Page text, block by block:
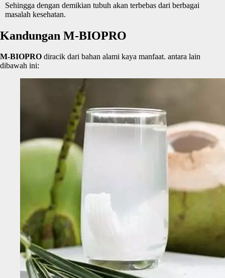
Sehingga dengan demikian tubuh akan terbebas dari berbagai
masalah kesehatan.
Kandungan M-BIOPRO
M-BIOPRO diracik dari bahan alami kaya manfaat. antara lain
dibawah ini: